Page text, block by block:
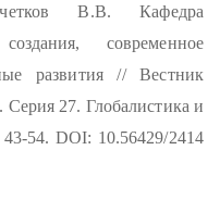
В.В. Кафедра
современное
развития // Вестник
Серия 27. Глобалистика и
54. DOI: 10.56429/2414